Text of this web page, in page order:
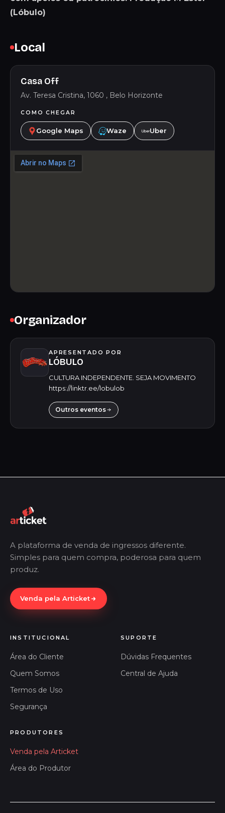
(Lóbulo)
Local
Casa Off
Av. Teresa Cristina, 1060 , Belo Horizonte
COMO CHEGAR
Google Maps Waze Uber
Organizador
APRESENTADO POR
LÓBULO
CULTURA INDEPENDENTE. SEJA MOVIMENTO
https://linktr.ee/lobulob
Outros eventos
A plataforma de venda de ingressos diferente.
Simples para quem compra, poderosa para quem
produz.
Venda pela Articket
INSTITUCIONAL
Área do Cliente
Quem Somos
Termos de Uso
Segurança
SUPORTE
Dúvidas Frequentes
Central de Ajuda
PRODUTORES
Venda pela Articket
Área do Produtor